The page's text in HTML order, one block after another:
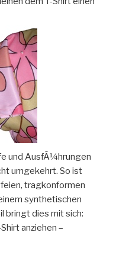
und AusfÃ¼hrungen
umgekehrt. So ist
tragkonformen
synthetischen
bringt dies mit sich:
anziehen –